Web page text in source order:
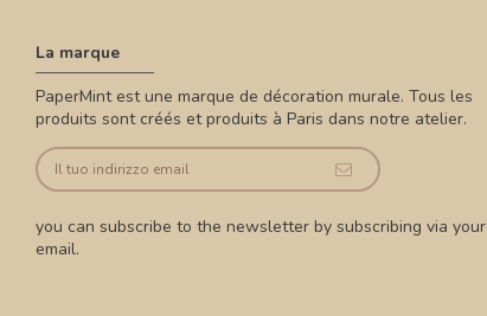
La marque
PaperMint est une marque de décoration murale. Tous les
produits sont créés et produits à Paris dans notre atelier.
you can subscribe to the newsletter by subscribing via your
email.